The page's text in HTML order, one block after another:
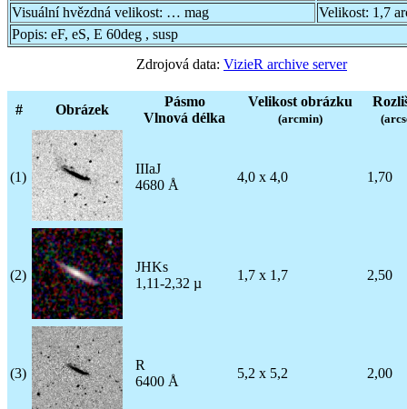
Visuální hvězdná velikost: … mag Velikost: 1,7
Popis: eF, eS, E 60deg , susp
Zdrojová data: VizieR archive server
# Obrázek
Pásmo
Vlnová délka
Velikost obrázku
(arcmin)
(1)
IIIaJ
4680 Å
4,0 x 4,0 1,70
(2)
JHKs
1,11-2,32 µ
1,7 x 1,7 2,50
(3)
R
6400 Å
5,2 x 5,2 2,00